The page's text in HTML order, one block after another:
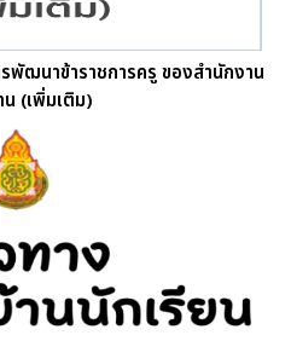
พัฒนาข้าราชการครู ของสำนักงาน
(เพิ่มเติม)